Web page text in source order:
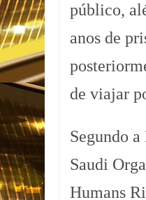
público,
anos de
de viajar
Segundo
Saudi
Humans